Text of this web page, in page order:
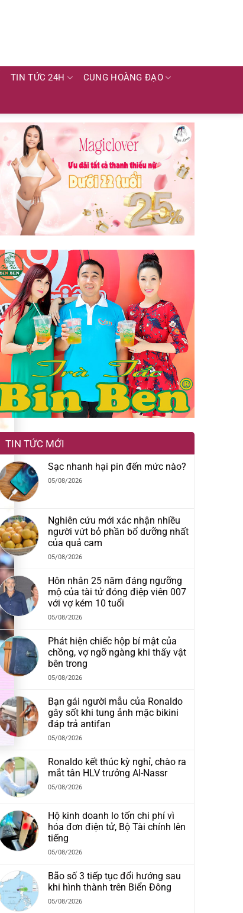
TIN TỨC 24H CUNG HOÀNG ĐẠO
TIN TỨC MỚI
Sạc nhanh hại pin đến mức nào?
05/08/2026
Nghiên cứu mới xác nhận nhiều
người vứt bỏ phần bổ dưỡng nhất
của quả cam
05/08/2026
Hôn nhân 25 năm đáng ngưỡng
mộ của tài tử đóng điệp viên 007
với vợ kém 10 tuổi
05/08/2026
Phát hiện chiếc hộp bí mật của
chồng, vợ ngỡ ngàng khi thấy vật
bên trong
05/08/2026
Bạn gái người mẫu của Ronaldo
gây sốt khi tung ảnh mặc bikini
đáp trả antifan
05/08/2026
Ronaldo kết thúc kỳ nghỉ, chào ra
mắt tân HLV trưởng Al-Nassr
05/08/2026
Hộ kinh doanh lo tốn chi phí vì
hóa đơn điện tử, Bộ Tài chính lên
tiếng
05/08/2026
Bão số 3 tiếp tục đổi hướng sau
khi hình thành trên Biển Đông
05/08/2026